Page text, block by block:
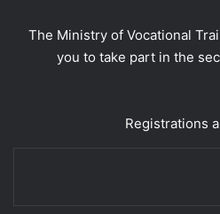
The Ministry of Vocational
you to take part in the
Registrations